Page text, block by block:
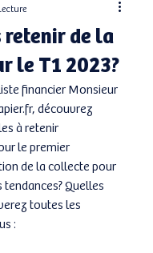
de la
le T1 2023?
financier Monsieur
découvrez
à retenir
le premier
de la collecte pour
Quelles
toutes les
: